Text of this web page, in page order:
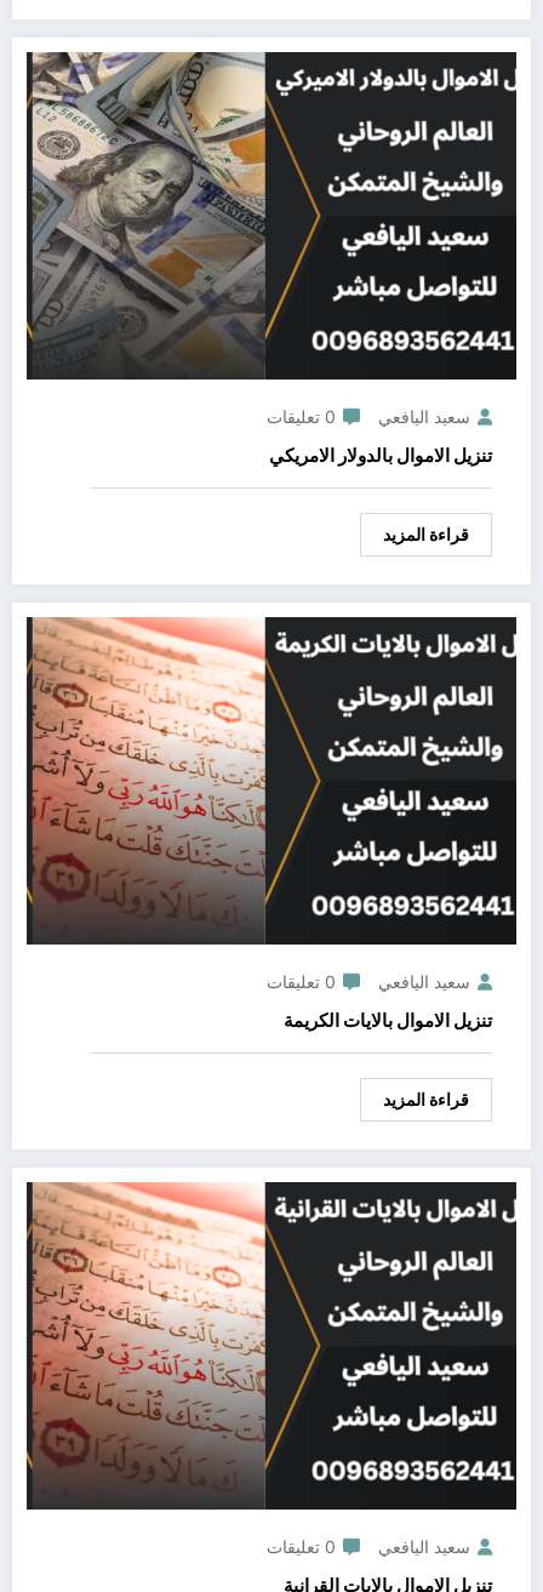
سعيد اليافعي 0 تعليقات
تنزيل الاموال بالدولار الامريكي
قراءة المزيد
سعيد اليافعي 0 تعليقات
تنزيل الاموال بالايات الكريمة
قراءة المزيد
سعيد اليافعي 0 تعليقات
تنزيل الاموال بالايات القرانية